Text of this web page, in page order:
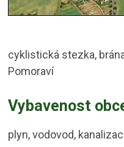
cyklistická stezka,
Pomoraví
Vybavenost
plyn, vodovod,